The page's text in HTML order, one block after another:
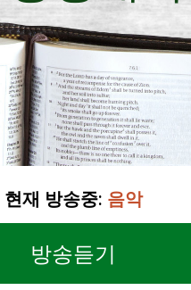
현재 방송중: 음악
방송듣기